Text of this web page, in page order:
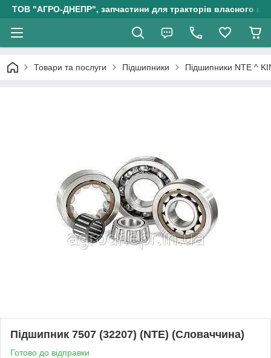
ТОВ "АГРО-ДНЕПР", запчастини для тракторів власного
Товари та послуги Підшипники Підшипники NTE ^
Підшипник 7507 (32207) (NTE) (Словаччина)
Готово до відправки